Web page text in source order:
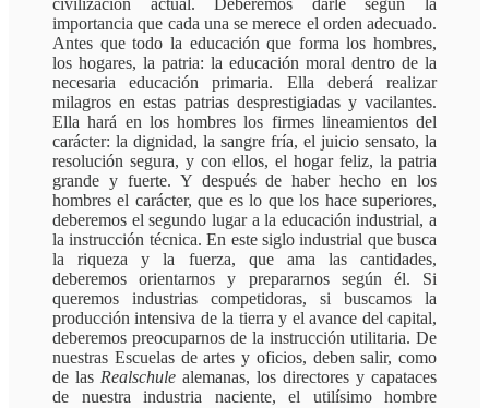
civilización actual. Deberemos darle según la
importancia que cada una se merece el orden adecuado.
Antes que todo la educación que forma los hombres,
los hogares, la patria: la educación moral dentro de la
necesaria educación primaria. Ella deberá realizar
milagros en estas patrias desprestigiadas y vacilantes.
Ella hará en los hombres los firmes lineamientos del
carácter: la dignidad, la sangre fría, el juicio sensato, la
resolución segura, y con ellos, el hogar feliz, la patria
grande y fuerte. Y después de haber hecho en los
hombres el carácter, que es lo que los hace superiores,
deberemos el segundo lugar a la educación industrial, a
la instrucción técnica. En este siglo industrial que busca
la riqueza y la fuerza, que ama las cantidades,
deberemos orientarnos y prepararnos según él. Si
queremos industrias competidoras, si buscamos la
producción intensiva de la tierra y el avance del capital,
deberemos preocuparnos de la instrucción utilitaria. De
nuestras Escuelas de artes y oficios, deben salir, como
de las Realschule alemanas, los directores y capataces
de nuestra industria naciente, el utilísimo hombre